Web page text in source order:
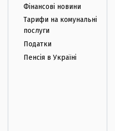
Фінансові новини
Тарифи на комунальні
послуги
Податки
Пенсія в Україні